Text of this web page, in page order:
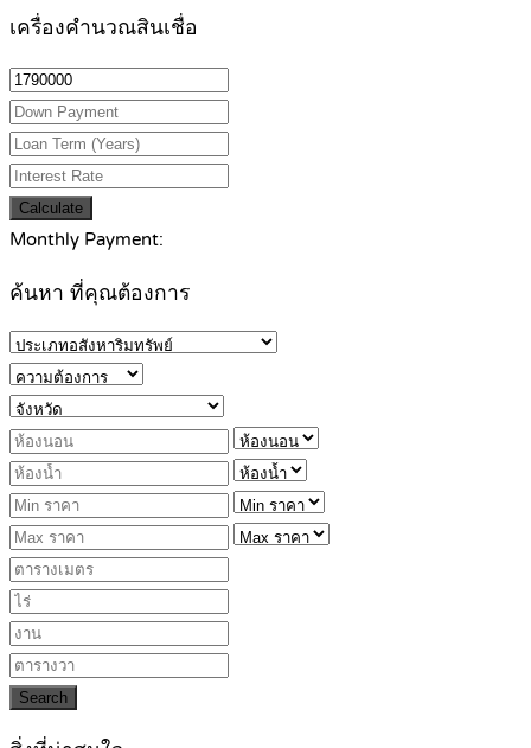
เครื่องคำนวณสินเชื่อ
Calculate
Monthly Payment:
ค้นหา ที่คุณต้องการ
Search